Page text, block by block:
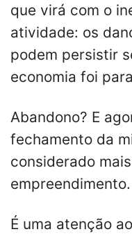
que virá com o
atividade: os
podem persistir
economia foi
Abandono? E
fechamento da
considerado
empreendimento.
É uma atenção